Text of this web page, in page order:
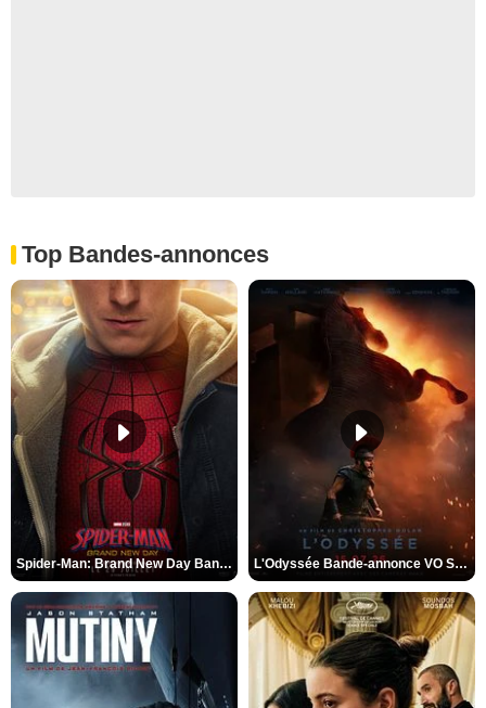
Top Bandes-annonces
Spider-Man: Brand New Day Bande-annonce VO STFR L'Odyssée Bande-annonce VO STFR